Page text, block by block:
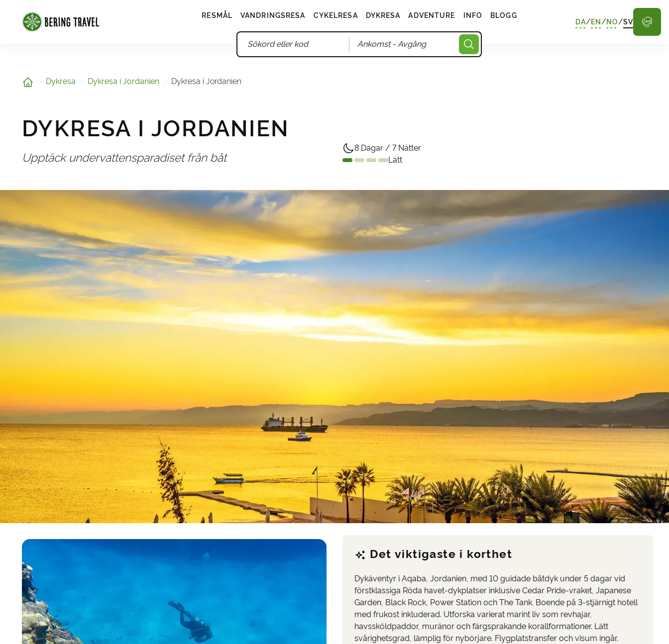
RESMÅL VANDRINGSRESA CYKELRESA DYKRESA ADVENTURE INFO BLOGG
Ankomst- Avgång
DA/EN /NO/SV
Hem Dykresa Dykresa i Jordanien Dykresa i Jordanien
DYKRESA I JORDANIEN
Upptäck undervattensparadiset från båt
8 Dagar / 7 Nätter
Lätt
Det viktigaste i korthet
Dykäventyr i Aqaba, Jordanien, med 10 guidade båtdyk under 5 dagar vid
förstklassiga Röda havet-dykplatser inklusive Cedar Pride-vraket, Japanese
Garden, Black Rock, Power Station och The Tank. Boende på 3-stjärnigt hotell
med frukost inkluderad. Utforska varierat marint liv som revhajar,
havssköldpaddor, muränor och färgsprakande korallformationer. Lätt
svårighetsgrad, lämplig för nybörjare. Flygplatstransfer och visum ingår.